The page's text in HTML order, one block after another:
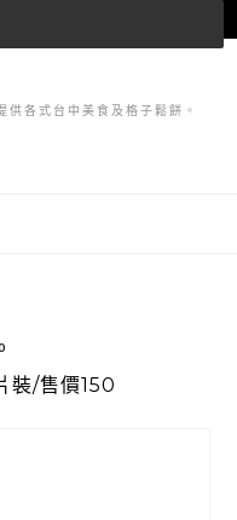
各式台中美食及格子鬆餅。
裝/售價150